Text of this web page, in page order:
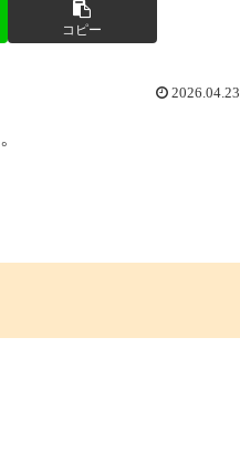
コピー
2026.04.23